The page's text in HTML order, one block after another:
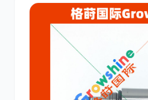
沃尔沃